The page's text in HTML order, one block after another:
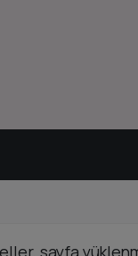
sayfa yüklenme